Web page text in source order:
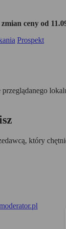
ceny od
Prospekt
przeglądanego
który